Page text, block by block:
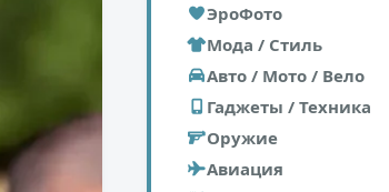
ЭроФото
Мода / Стиль
Авто / Мото / Вело
Гаджеты / Техника
Оружие
Авиация